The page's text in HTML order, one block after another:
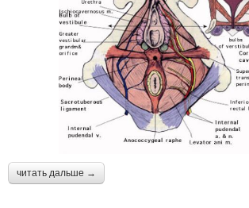
читать дальше →